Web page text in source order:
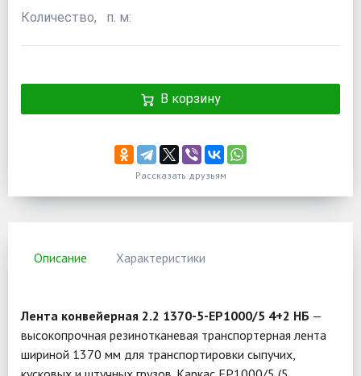
Количество, п. м:
В корзину
Рассказать друзьям
Описание Характеристики
Лента конвейерная 2.2 1370-5-EP1000/5 4+2 НБ —
высокопрочная резинотканевая транспортерная лента
шириной 1370 мм для транспортировки сыпучих,